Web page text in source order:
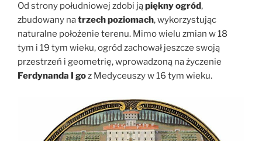
Od strony południowej zdobi jąpiękny ogród,
zbudowany natrzech poziomach, wykorzystując
naturalne położenie terenu. Mimo wielu zmian w 18
tym i 19 tym wieku, ogród zachował jeszcze swoją
przestrzeń i geometrię, wprowadzoną na życzenie
Ferdynanda I goz Medyceuszy w 16 tym wieku.